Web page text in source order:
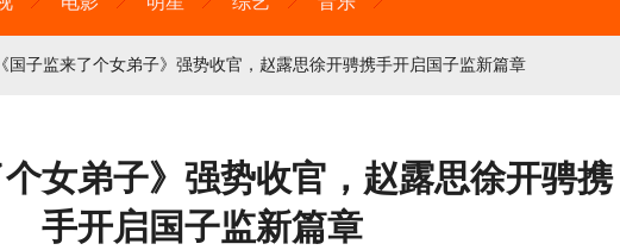
《国子监来了个女弟子》强势收官，赵露思徐开骋携手开启国子监新篇章
个女弟子》强势收官，赵露思徐开骋携
手开启国子监新篇章